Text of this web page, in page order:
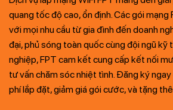
quang tốc độ cao, ổn định. Các gói mạng
với mọi nhu cầu từ gia đình đến doanh
đại, phủ sóng toàn quốc cùng đội ngũ kỹ
nghiệp, FPT cam kết cung cấp kết nối
tư vấn chăm sóc nhiệt tình. Đăng ký
phí lắp đặt, giảm giá gói cước, và tặng